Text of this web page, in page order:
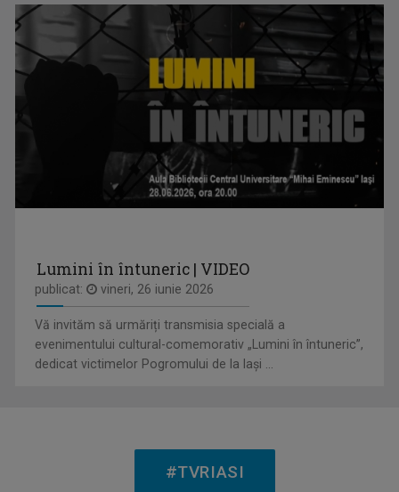
ÎNTÂLNIRI ADMIRABILE
Talk-show moderat de scriitorul și profesorul ...
ETNIC NEWS
Emisiune care explorează bogăția ...
OVIDIU MIHĂIUC
Prezintă emisiunea "Educația la Zi" și ...
Lumini în întuneric | VIDEO
publicat: vineri, 26 iunie 2026
Vă invităm să urmăriți transmisia specială a
evenimentului cultural-comemorativ „Lumini în întuneric”,
dedicat victimelor Pogromului de la Iași ...
#TVRIASI